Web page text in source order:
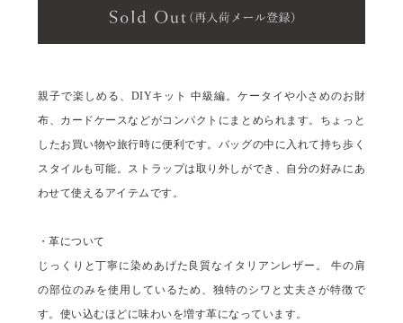
親子で楽しめる、DIYキット 中級編。ケータイや小さめのお財
布、カードケースなどがコンパクトにまとめられます。ちょっと
したお買い物や旅行時に便利です。バッグの中に入れて持ち歩く
スタイルも可能。ストラップは取り外しができ、自分の好みにあ
わせて使えるアイテムです。
・革について
じっくりと丁寧に染めあげた良質なイタリアンレザー。 牛の肩
の部位のみを使用しているため、独特のシワと丈夫さが特徴で
す。使い込むほどに味わいを増す革になっています。